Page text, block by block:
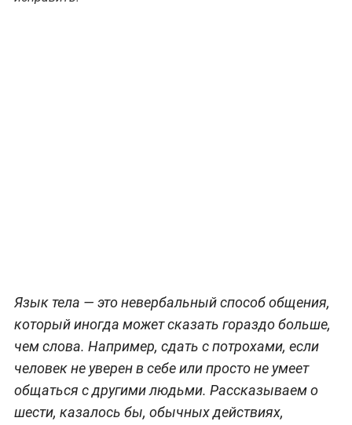
Язык тела — это невербальный способ общения,
который иногда может сказать гораздо больше,
чем слова. Например, сдать с потрохами, если
человек не уверен в себе или просто не умеет
общаться с другими людьми. Рассказываем о
шести, казалось бы, обычных действиях,